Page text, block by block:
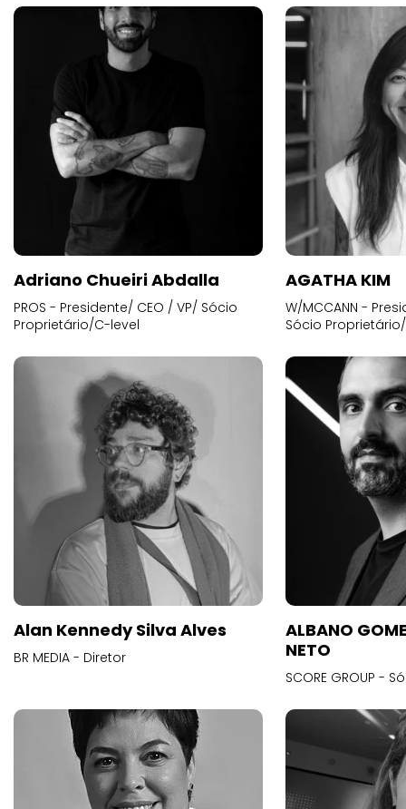
Adriano Chueiri Abdalla
PROS - Presidente/ CEO / VP/ Sócio
Proprietário/C-level
AGATHA KIM
W/MCCANN -
Sócio
Alan Kennedy Silva Alves
BR MEDIA - Diretor
ALBANO
NETO
SCORE GROUP -